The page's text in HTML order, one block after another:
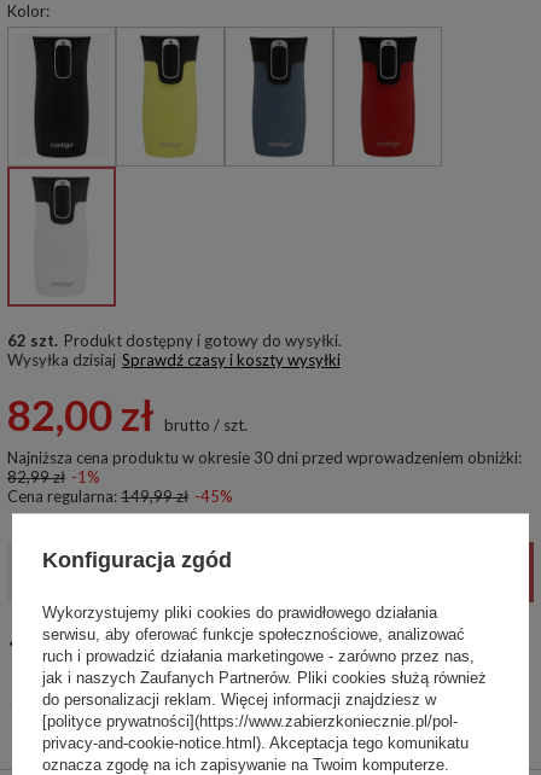
Kolor
62 szt. Produkt dostępny i gotowy do wysyłki
Wysyłka dzisiaj Sprawdź czasy i koszty wysyłki
82,00 zł brutto / szt.
Najniższa cena produktu w okresie 30 dni przed wprowadzeniem obniżki:
82,99 zł -1%
Cena regularna:149,99 zł -45%
+
dni na łatwy zwrot
Ten produkt nie jest dostępny w sklepie stacjonarnym
Bezpieczne zakupy
Konfiguracja zgód
Wykorzystujemy pliki cookies do prawidłowego działania
serwisu, aby oferować funkcje społecznościowe, analizować
ruch i prowadzić działania marketingowe - zarówno przez nas,
jak i naszych Zaufanych Partnerów. Pliki cookies służą również
do personalizacji reklam. Więcej informacji znajdziesz w
[polityce prywatności](https://www.zabierzkoniecznie.pl/pol-
privacy-and-cookie-notice.html). Akceptacja tego komunikatu
oznacza zgodę na ich zapisywanie na Twoim komputerze.